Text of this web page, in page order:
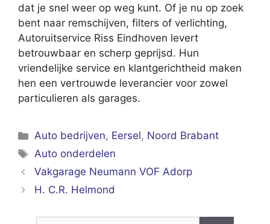
dat je snel weer op weg kunt. Of je nu op zoek
bent naar remschijven, filters of verlichting,
Autoruitservice Riss Eindhoven levert
betrouwbaar en scherp geprijsd. Hun
vriendelijke service en klantgerichtheid maken
hen een vertrouwde leverancier voor zowel
particulieren als garages.
Categorieën
Auto bedrijven, Eersel, Noord Brabant
Tags
Auto onderdelen
Vakgarage Neumann VOF Adorp
H. C.R. Helmond